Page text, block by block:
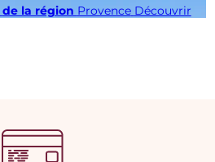
de la région Provence Découvrir